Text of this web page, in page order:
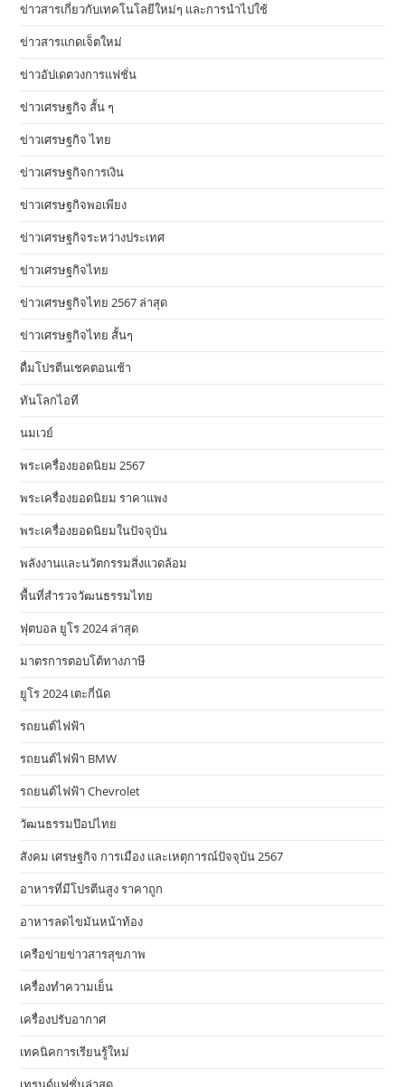
ข่าวสารเกี่ยวกับเทคโนโลยีใหม่ๆ และการนำไปใช้
ข่าวสารแกดเจ็ตใหม่
ข่าวอัปเดตวงการแฟชั่น
ข่าวเศรษฐกิจ สั้น ๆ
ข่าวเศรษฐกิจ ไทย
ข่าวเศรษฐกิจการเงิน
ข่าวเศรษฐกิจพอเพียง
ข่าวเศรษฐกิจระหว่างประเทศ
ข่าวเศรษฐกิจไทย
ข่าวเศรษฐกิจไทย 2567 ล่าสุด
ข่าวเศรษฐกิจไทย สั้นๆ
ดื่มโปรตีนเชคตอนเช้า
ทันโลกไอที
นมเวย์
พระเครื่องยอดนิยม 2567
พระเครื่องยอดนิยม ราคาแพง
พระเครื่องยอดนิยมในปัจจุบัน
พลังงานและนวัตกรรมสิ่งแวดล้อม
พื้นที่สำรวจวัฒนธรรมไทย
ฟุตบอล ยูโร 2024 ล่าสุด
มาตรการตอบโต้ทางภาษี
ยูโร 2024 เตะกี่นัด
รถยนต์ไฟฟ้า
รถยนต์ไฟฟ้า BMW
รถยนต์ไฟฟ้า Chevrolet
วัฒนธรรมป๊อปไทย
สังคม เศรษฐกิจ การเมือง และเหตุการณ์ปัจจุบัน 2567
อาหารที่มีโปรตีนสูง ราคาถูก
อาหารลดไขมันหน้าท้อง
เครือข่ายข่าวสารสุขภาพ
เครื่องทำความเย็น
เครื่องปรับอากาศ
เทคนิคการเรียนรู้ใหม่